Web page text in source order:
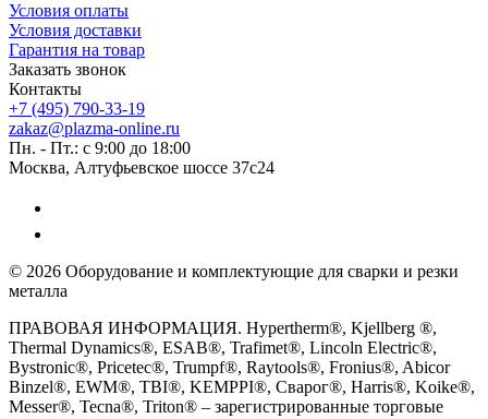
Условия оплаты
Условия доставки
Гарантия на товар
Заказать звонок
Контакты
+7 (495) 790-33-19
zakaz@plazma-online.ru
Пн. - Пт.: с 9:00 до 18:00
Москва, Алтуфьевское шоссе 37с24
© 2026 Оборудование и комплектующие для сварки и резки
металла
ПРАВОВАЯ ИНФОРМАЦИЯ. Hypertherm®, Kjellberg ®,
Thermal Dynamics®, ESAB®, Trafimet®, Lincoln Electric®,
Bystronic®, Pricetec®, Trumpf®, Raytools®, Fronius®, Abicor
Binzel®, EWM®, TBI®, KEMPPI®, Сварог®, Harris®, Koike®,
Messer®, Tecna®, Triton® – зарегистрированные торговые